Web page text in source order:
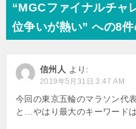
ビ
ゲ
シ
ョ
ン
“MGCファイナルチャ
位争いが熱い” への8
信州人 より:
2019年5月31日 3:47 AM
今回の東京五輪のマラソン代
と…やはり最大のキーワード